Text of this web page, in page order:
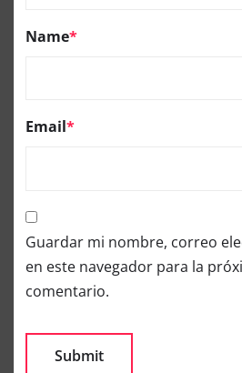
Name*
Email*
Guardar mi nombre, correo
en este navegador para la
comentario.